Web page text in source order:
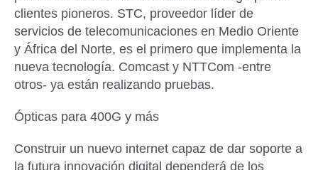
clientes pioneros. STC, proveedor líder de
servicios de telecomunicaciones en Medio Oriente
y África del Norte, es el primero que implementa la
nueva tecnología. Comcast y NTTCom -entre
otros- ya están realizando pruebas.
Ópticas para 400G y más
Construir un nuevo internet capaz de dar soporte a
la futura innovación digital dependerá de los